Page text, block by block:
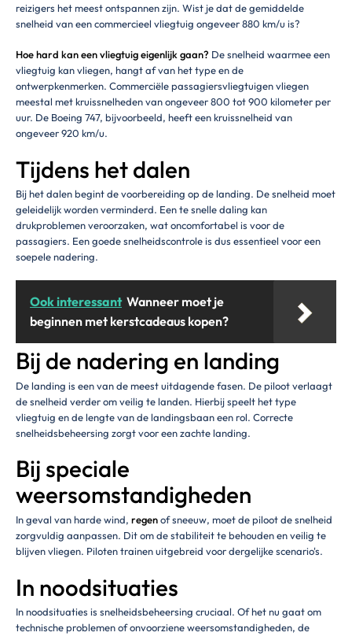
reizigers het meest ontspannen zijn. Wist je dat de gemiddelde
snelheid van een commercieel vliegtuig ongeveer 880 km/u is?
Hoe hard kan een vliegtuig eigenlijk gaan? De snelheid waarmee een
vliegtuig kan vliegen, hangt af van het type en de
ontwerpkenmerken. Commerciële passagiersvliegtuigen vliegen
meestal met kruissnelheden van ongeveer 800 tot 900 kilometer per
uur. De Boeing 747, bijvoorbeeld, heeft een kruissnelheid van
ongeveer 920 km/u.
Tijdens het dalen
Bij het dalen begint de voorbereiding op de landing. De snelheid moet
geleidelijk worden verminderd. Een te snelle daling kan
drukproblemen veroorzaken, wat oncomfortabel is voor de
passagiers. Een goede snelheidscontrole is dus essentieel voor een
soepele nadering.
Ook interessant Wanneer moet je
beginnen met kerstcadeaus kopen?
Bij de nadering en landing
De landing is een van de meest uitdagende fasen. De piloot verlaagt
de snelheid verder om veilig te landen. Hierbij speelt het type
vliegtuig en de lengte van de landingsbaan een rol. Correcte
snelheidsbeheersing zorgt voor een zachte landing.
Bij speciale
weersomstandigheden
In geval van harde wind, regenof sneeuw, moet de piloot de snelheid
zorgvuldig aanpassen. Dit om de stabiliteit te behouden en veilig te
blijven vliegen. Piloten trainen uitgebreid voor dergelijke scenario's.
In noodsituaties
In noodsituaties is snelheidsbeheersing cruciaal. Of het nu gaat om
technische problemen of onvoorziene weersomstandigheden, de